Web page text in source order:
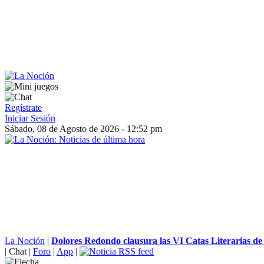
Regístrate
Iniciar Sesión
Sábado, 08 de Agosto de 2026 - 12:52 pm
La Noción | Dolores Redondo clausura las VI Catas Literarias
| Chat | Foro | App |